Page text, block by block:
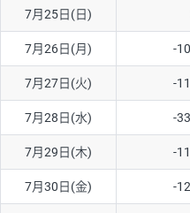
7月25日(日)
7月26日(月) -
7月27日(火) -
7月28日(水) -
7月29日(木) -
7月30日(金) -